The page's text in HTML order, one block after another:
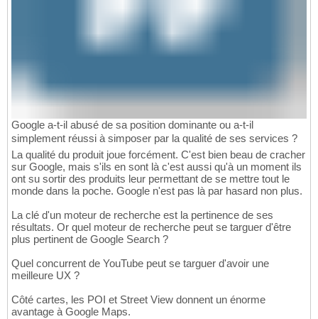
Google a-t-il abusé de sa position dominante ou a-t-il
simplement réussi à simposer par la qualité de ses services ?
La qualité du produit joue forcément. C'est bien beau de cracher
sur Google, mais s'ils en sont là c'est aussi qu'à un moment ils
ont su sortir des produits leur permettant de se mettre tout le
monde dans la poche. Google n'est pas là par hasard non plus.
La clé d'un moteur de recherche est la pertinence de ses
résultats. Or quel moteur de recherche peut se targuer d'être
plus pertinent de Google Search ?
Quel concurrent de YouTube peut se targuer d'avoir une
meilleure UX ?
Côté cartes, les POI et Street View donnent un énorme
avantage à Google Maps.